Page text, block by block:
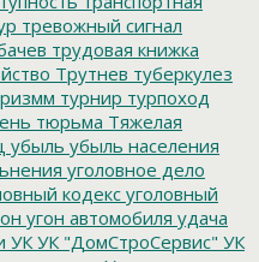
тревожный сигнал
трудовая книжка
Трутнев туберкулез
турнир турпоход
тюрьма Тяжелая
убыль убыль населения
уголовное дело
кодекс уголовный
угон автомобиля удача
УК УК "ДомСтроСервис" УК